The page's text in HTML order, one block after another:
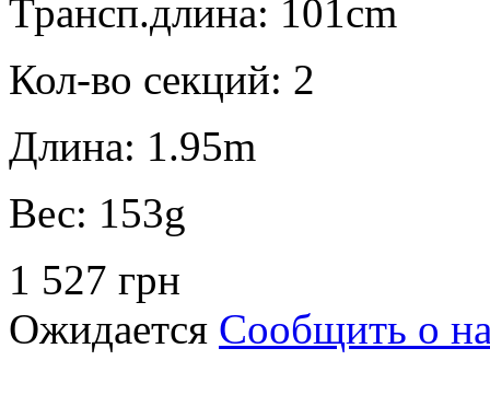
Трансп.длина: 101cm
Кол-во секций: 2
Длина: 1.95m
Вес: 153g
1 527 грн
Ожидается Сообщить о